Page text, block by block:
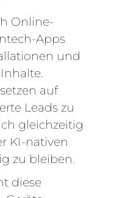
Online-
Apps
und
auf
Leads zu
gleichzeitig
KI-nativen
zu bleiben.
diese